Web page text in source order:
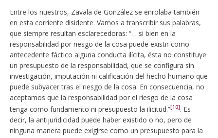
Entre los nuestros, Zavala de González se enrolaba también
en esta corriente disidente. Vamos a transcribir sus palabras,
que siempre resultan esclarecedoras: “… si bien en la
responsabilidad por riesgo de la cosa puede existir como
antecedente fáctico alguna conducta ilícita, ésta no constituye
un presupuesto de la responsabilidad, que se configura sin
investigación, imputación ni calificación del hecho humano que
puede subyacer tras el riesgo de la cosa. En consecuencia, no
aceptamos que la responsabilidad por el riesgo de la cosa
tenga como fundamento ni presupuesto la ilicitud.”[10]. Es
decir, la antijuridicidad puede haber existido o no, pero de
ninguna manera puede exigirse como un presupuesto para la